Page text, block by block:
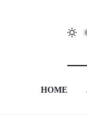
HOME